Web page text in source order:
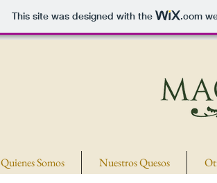
This site was designed with the .com
Quienes Somos Nuestros Quesos